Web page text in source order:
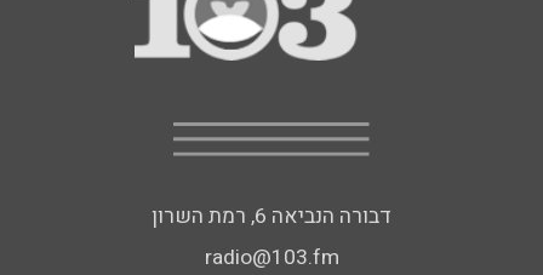
דבורה הנביאה 6, רמת השרון
radio@103.fm